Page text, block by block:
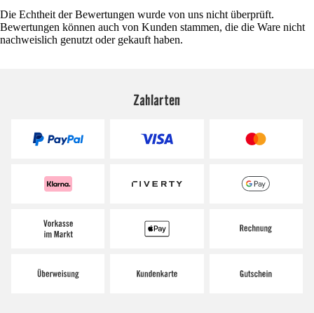
Die Echtheit der Bewertungen wurde von uns nicht überprüft.
Bewertungen können auch von Kunden stammen, die die Ware nicht
nachweislich genutzt oder gekauft haben.
Zahlarten